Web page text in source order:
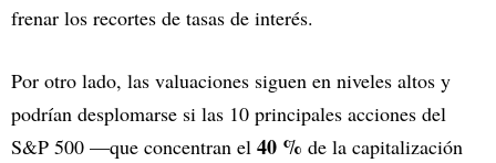
frenar los recortes de tasas de interés.
Por otro lado, las valuaciones siguen en niveles altos y
podrían desplomarse si las 10 principales acciones del
S&P 500 —que concentran el 40 % de la capitalización